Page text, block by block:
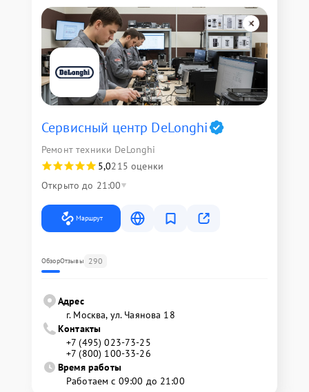
Сервисный центр DeLonghi
Ремонт техники DeLonghi
5,0215 оценки
Открыто до 21:00
Маршрут
ОбзорОтзывы 290
Адрес
г. Москва, ул. Чаянова 18
Контакты
+7 (495) 023-73-25
+7 (800) 100-33-26
Время работы
Работаем с 09:00 до 21:00